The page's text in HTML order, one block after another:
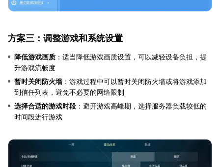
方案三：调整游戏和系统设置
降低游戏画质 ：适当降低游戏画质设置，可以减轻设备负担，提
升游戏流畅度
暂时关闭防火墙：游戏过程中可以暂时关闭防火墙或将游戏添加
到信任列表，避免不必要的网络限制
选择合适的游戏时段 ：避开游戏高峰期，选择服务器负载较低的
时间段进行游戏